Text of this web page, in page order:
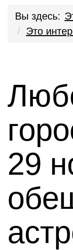
Вы здесь:
Это
29